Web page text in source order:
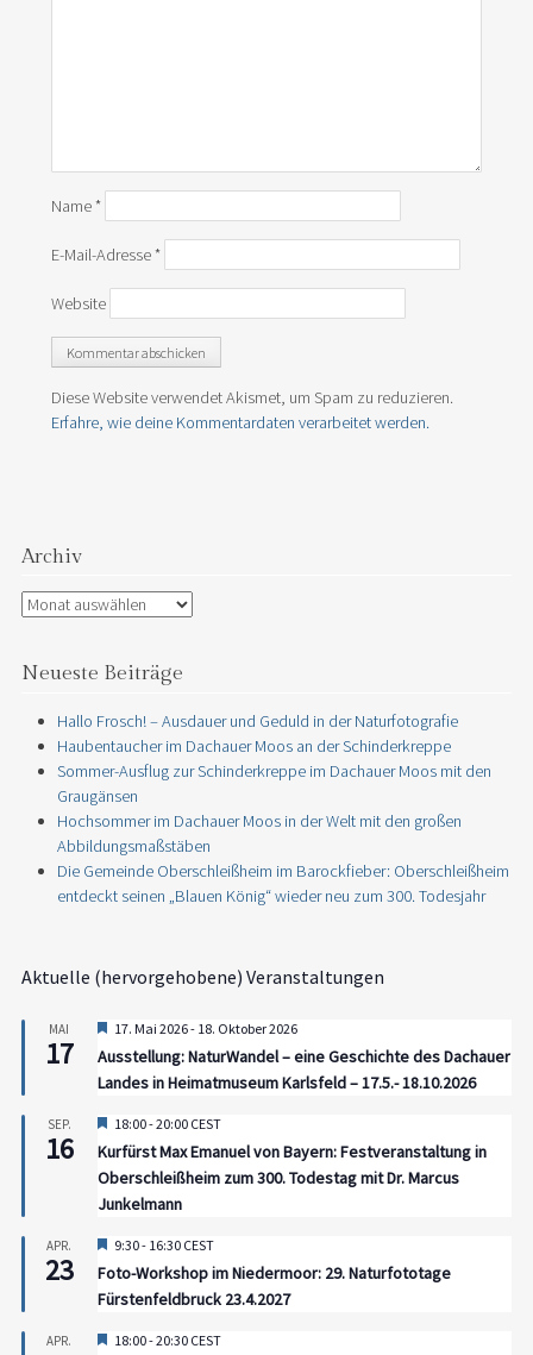
Name*
E-Mail-Adresse*
Website
Diese Website verwendet Akismet, um Spam zu reduzieren.
Erfahre, wie deine Kommentardaten verarbeitet werden.
Archiv
Archiv
Neueste Beiträge
Hallo Frosch! – Ausdauer und Geduld in der Naturfotografie
Haubentaucher im Dachauer Moos an der Schinderkreppe
Sommer-Ausflug zur Schinderkreppe im Dachauer Moos mit den
Graugänsen
Hochsommer im Dachauer Moos in der Welt mit den großen
Abbildungsmaßstäben
Die Gemeinde Oberschleißheim im Barockfieber: Oberschleißheim
entdeckt seinen „Blauen König“ wieder neu zum 300. Todesjahr
Aktuelle (hervorgehobene) Veranstaltungen
MAI
17
Hervorgehoben
17. Mai 2026- 18. Oktober 2026
Ausstellung: NaturWandel – eine Geschichte des Dachauer
Landes in Heimatmuseum Karlsfeld – 17.5.- 18.10.2026
SEP.
16
Hervorgehoben
18:00-20:00 CEST
Kurfürst Max Emanuel von Bayern: Festveranstaltung in
Oberschleißheim zum 300. Todestag mit Dr. Marcus
Junkelmann
APR.
23
Hervorgehoben
9:30- 16:30 CEST
Foto-Workshop im Niedermoor: 29. Naturfototage
Fürstenfeldbruck 23.4.2027
APR. Hervorgehoben
18:00-20:30 CEST